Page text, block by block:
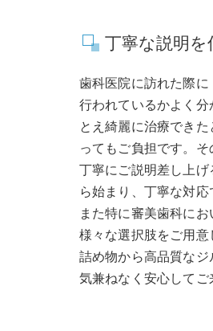
丁寧な説明
歯科医院に訪れた際
行われているかよく
とえ綺麗に治療でき
ってもご負担です。
丁寧にご説明差し上
ら始まり、丁寧な対
また特に審美歯科に
様々な選択肢をご用
詰め物から高品質なジ
気兼ねなく安心してご